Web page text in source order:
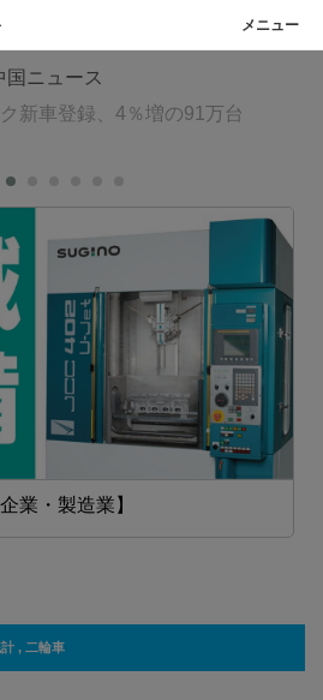
ニュース
新車登録、4％増の91万台
業・製造業】
, 二輪車